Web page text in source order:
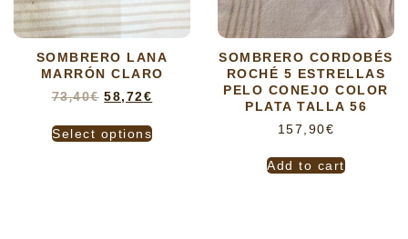
SOMBRERO LANA
MARRÓN CLARO
73,40€ 58,72€
Select options
SOMBRERO CORDOBÉS
ROCHÉ 5 ESTRELLAS
PELO CONEJO COLOR
PLATA TALLA 56
157,90€
Add to cart